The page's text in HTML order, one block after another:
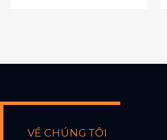
VỀ CHÚNG TÔI